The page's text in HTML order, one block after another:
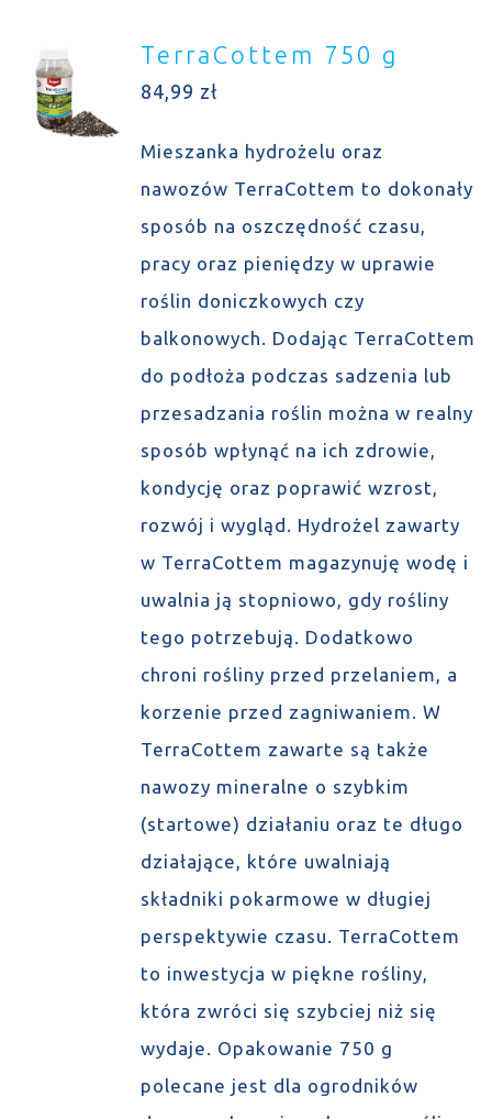
TerraCottem 750 g
84,99 zł
Mieszanka hydrożelu oraz
nawozów TerraCottem to dokonały
sposób na oszczędność czasu,
pracy oraz pieniędzy w uprawie
roślin doniczkowych czy
balkonowych. Dodając TerraCottem
do podłoża podczas sadzenia lub
przesadzania roślin można w realny
sposób wpłynąć na ich zdrowie,
kondycję oraz poprawić wzrost,
rozwój i wygląd. Hydrożel zawarty
w TerraCottem magazynuję wodę i
uwalnia ją stopniowo, gdy rośliny
tego potrzebują. Dodatkowo
chroni rośliny przed przelaniem, a
korzenie przed zagniwaniem. W
TerraCottem zawarte są także
nawozy mineralne o szybkim
(startowe) działaniu oraz te długo
działające, które uwalniają
składniki pokarmowe w długiej
perspektywie czasu. TerraCottem
to inwestycja w piękne rośliny,
która zwróci się szybciej niż się
wydaje. Opakowanie 750 g
polecane jest dla ogrodników